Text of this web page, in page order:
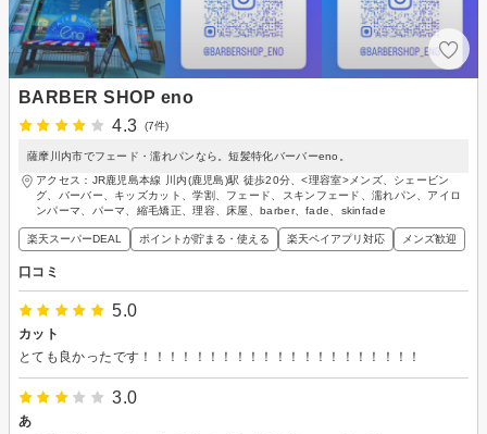
BARBER SHOP eno
4.3
(7件)
薩摩川内市でフェード・濡れパンなら。短髪特化バーバーeno。
アクセス：JR鹿児島本線 川内(鹿児島)駅 徒歩20分、<理容室>メンズ、シェービン
グ、バーバー、キッズカット、学割、フェード、スキンフェード、濡れパン、アイロ
ンパーマ、パーマ、縮毛矯正、理容、床屋、barber、fade、skinfade
楽天スーパーDEAL ポイントが貯まる・使える 楽天ペイアプリ対応 メンズ歓迎
口コミ
5.0
カット
とても良かったです！！！！！！！！！！！！！！！！！！！！！
3.0
あ